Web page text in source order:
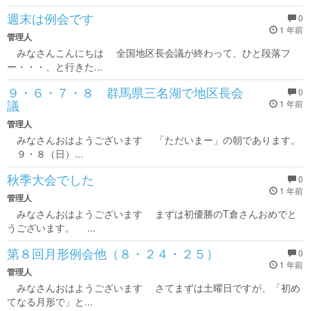
0
1 年前
週末は例会です
管理人
みなさんこんにちは 全国地区長会議が終わって、ひと段落フ
ー・・・、と行きた...
0
1 年前
９・６・７・８ 群馬県三名湖で地区長会
議
管理人
みなさんおはようございます 「ただいまー」の朝であります。
９・８（日）...
0
1 年前
秋季大会でした
管理人
みなさんおはようございます まずは初優勝のT倉さんおめでと
うございます。 ...
0
1 年前
第８回月形例会他（８・２４・２５）
管理人
みなさんおはようございます さてまずは土曜日ですが、「初め
てなる月形で」と...